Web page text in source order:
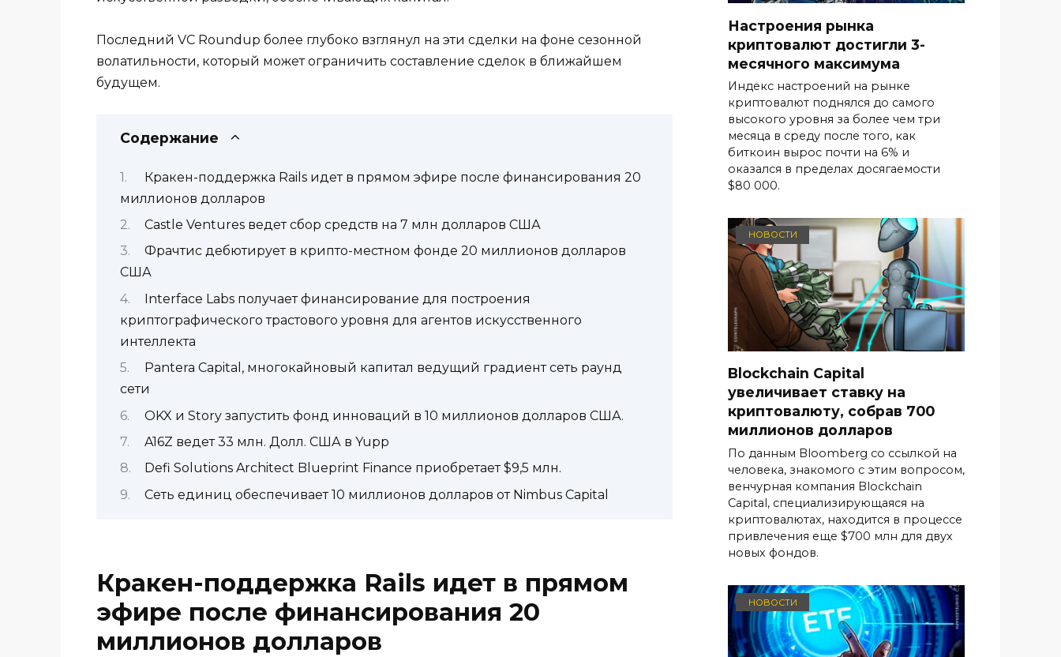
Последний VC Roundup более глубоко взглянул на эти сделки на фоне сезонной
волатильности, который может ограничить составление сделок в ближайшем
будущем.
Содержание
Кракен-поддержка Rails идет в прямом эфире после финансирования 20
миллионов долларов
Castle Ventures ведет сбор средств на 7 млн ​​долларов США
Фрачтис дебютирует в крипто-местном фонде 20 миллионов долларов
США
Interface Labs получает финансирование для построения
криптографического трастового уровня для агентов искусственного
интеллекта
Pantera Capital, многокайновый капитал ведущий градиент сеть раунд
сети
OKX и Story запустить фонд инноваций в 10 миллионов долларов США.
A16Z ведет 33 млн. Долл. США в Yupp
Defi Solutions Architect Blueprint Finance приобретает $9,5 млн.
Сеть единиц обеспечивает 10 миллионов долларов от Nimbus Capital
Кракен-поддержка Rails идет в прямом
эфире после финансирования 20
миллионов долларов
Настроения рынка
криптовалют достигли 3-
месячного максимума
Индекс настроений на рынке
криптовалют поднялся до самого
высокого уровня за более чем три
месяца в среду после того, как
биткоин вырос почти на 6% и
оказался в пределах досягаемости
$80 000.
НОВОСТИ
Blockchain Capital
увеличивает ставку на
криптовалюту, собрав 700
миллионов долларов
По данным Bloomberg со ссылкой на
человека, знакомого с этим вопросом,
венчурная компания Blockchain
Capital, специализирующаяся на
криптовалютах, находится в процессе
привлечения еще $700 млн для двух
новых фондов.
НОВОСТИ